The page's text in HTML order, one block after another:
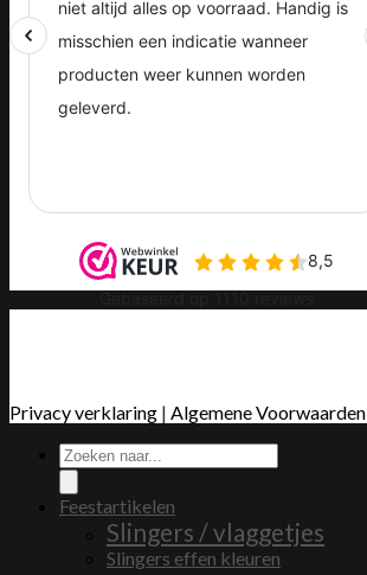
Privacy verklaring | Algemene Voorwaarden
Producten
zoeken
Feestartikelen
Slingers / vlaggetjes
Slingers effen kleuren